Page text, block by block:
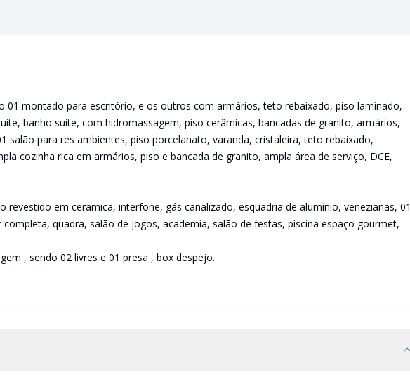
01 montado para escritório, e os outros com armários, teto rebaixado, piso laminado,
banho suite, com hidromassagem, piso cerâmicas, bancadas de granito, armários,
salão para res ambientes, piso porcelanato, varanda, cristaleira, teto rebaixado,
cozinha rica em armários, piso e bancada de granito, ampla área de serviço, DCE,
revestido em ceramica, interfone, gás canalizado, esquadria de alumínio, venezianas, 01
completa, quadra, salão de jogos, academia, salão de festas, piscina espaço gourmet,
, sendo 02 livres e 01 presa , box despejo.